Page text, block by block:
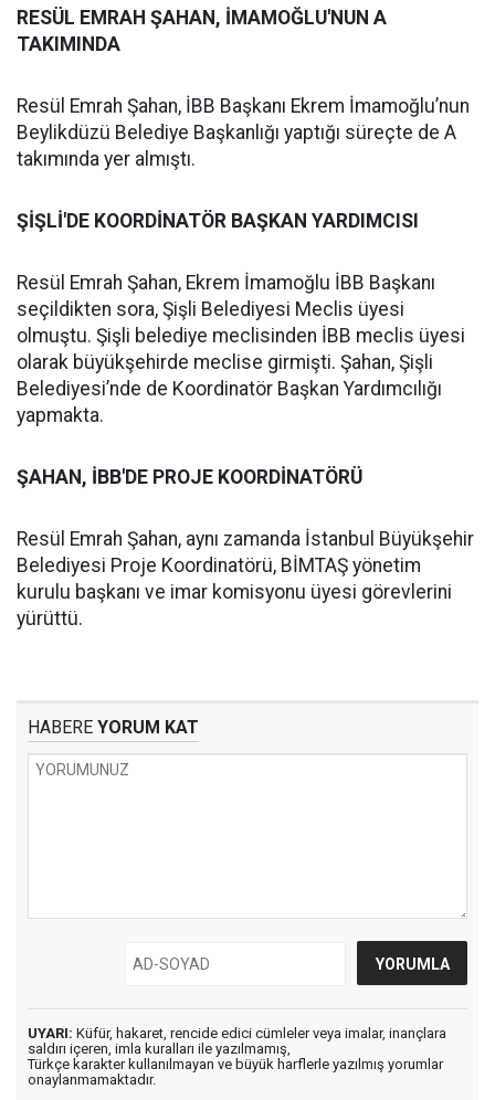
RESÜL EMRAH ŞAHAN, İMAMOĞLU'NUN A
TAKIMINDA
Resül Emrah Şahan, İBB Başkanı Ekrem İmamoğlu’nun
Beylikdüzü Belediye Başkanlığı yaptığı süreçte de A
takımında yer almıştı.
ŞİŞLİ'DE KOORDİNATÖR BAŞKAN YARDIMCISI
Resül Emrah Şahan, Ekrem İmamoğlu İBB Başkanı
seçildikten sora, Şişli Belediyesi Meclis üyesi
olmuştu. Şişli belediye meclisinden İBB meclis üyesi
olarak büyükşehirde meclise girmişti. Şahan, Şişli
Belediyesi’nde de Koordinatör Başkan Yardımcılığı
yapmakta.
ŞAHAN, İBB'DE PROJE KOORDİNATÖRÜ
Resül Emrah Şahan, aynı zamanda İstanbul Büyükşehir
Belediyesi Proje Koordinatörü, BİMTAŞ yönetim
kurulu başkanı ve imar komisyonu üyesi görevlerini
yürüttü.
HABERE YORUM KAT
UYARI: Küfür, hakaret, rencide edici cümleler veya imalar, inançlara
saldırı içeren, imla kuralları ile yazılmamış,
Türkçe karakter kullanılmayan ve büyük harflerle yazılmış yorumlar
onaylanmamaktadır.